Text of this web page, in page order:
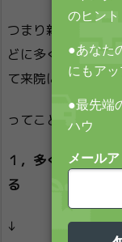
つまり新規の集客
どに多くの「患者
て来院に繋がると
ってことは、重要
１，多くのターゲ
る
↓